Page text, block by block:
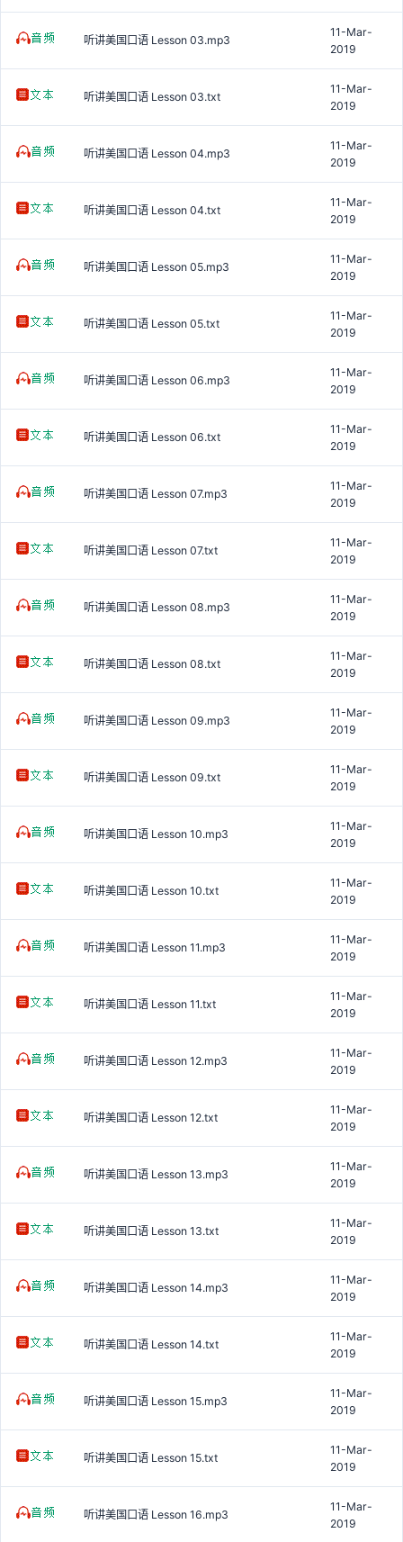
听讲美国口语 Lesson 03.mp3
11-Mar-
2019
听讲美国口语 Lesson 03.txt
11-Mar-
2019
听讲美国口语 Lesson 04.mp3
11-Mar-
2019
听讲美国口语 Lesson 04.txt
11-Mar-
2019
听讲美国口语 Lesson 05.mp3
11-Mar-
2019
听讲美国口语 Lesson 05.txt
11-Mar-
2019
听讲美国口语 Lesson 06.mp3
11-Mar-
2019
听讲美国口语 Lesson 06.txt
11-Mar-
2019
听讲美国口语 Lesson 07.mp3
11-Mar-
2019
听讲美国口语 Lesson 07.txt
11-Mar-
2019
听讲美国口语 Lesson 08.mp3
11-Mar-
2019
听讲美国口语 Lesson 08.txt
11-Mar-
2019
听讲美国口语 Lesson 09.mp3
11-Mar-
2019
听讲美国口语 Lesson 09.txt
11-Mar-
2019
听讲美国口语 Lesson 10.mp3
11-Mar-
2019
听讲美国口语 Lesson 10.txt
11-Mar-
2019
听讲美国口语 Lesson 11.mp3
11-Mar-
2019
听讲美国口语 Lesson 11.txt
11-Mar-
2019
听讲美国口语 Lesson 12.mp3
11-Mar-
2019
听讲美国口语 Lesson 12.txt
11-Mar-
2019
听讲美国口语 Lesson 13.mp3
11-Mar-
2019
听讲美国口语 Lesson 13.txt
11-Mar-
2019
听讲美国口语 Lesson 14.mp3
11-Mar-
2019
听讲美国口语 Lesson 14.txt
11-Mar-
2019
听讲美国口语 Lesson 15.mp3
11-Mar-
2019
听讲美国口语 Lesson 15.txt
11-Mar-
2019
听讲美国口语 Lesson 16.mp3
11-Mar-
2019